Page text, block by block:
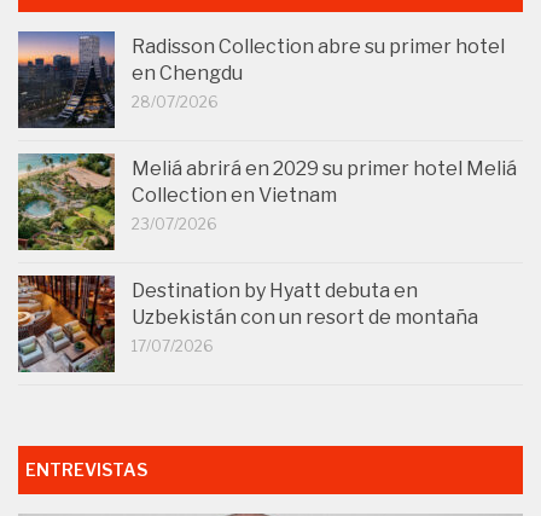
Radisson Collection abre su primer hotel
en Chengdu
28/07/2026
Meliá abrirá en 2029 su primer hotel Meliá
Collection en Vietnam
23/07/2026
Destination by Hyatt debuta en
Uzbekistán con un resort de montaña
17/07/2026
ENTREVISTAS